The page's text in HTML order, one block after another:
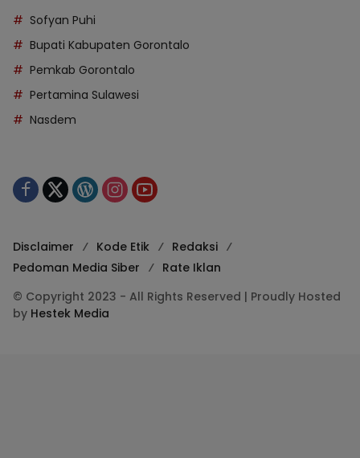
Sofyan Puhi
Bupati Kabupaten Gorontalo
Pemkab Gorontalo
Pertamina Sulawesi
Nasdem
Disclaimer Kode Etik
Redaksi
Pedoman Media Siber
Rate Iklan
© Copyright 2023 - All Rights Reserved | Proudly Hosted
by Hestek Media